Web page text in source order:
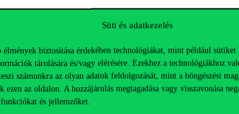
Süti és adatkezelés
élmények biztosítása érdekében technológiákat, mint például sütiket
tárolására és/vagy elérésére. Ezekhez a technológiákhoz
számunkra az olyan adatok feldolgozását, mint a böngészési
ezen az oldalon. A hozzájárulás megtagadása vagy visszavonása
és jellemzőket.
funkcióit a leállás alatt is használhatod.